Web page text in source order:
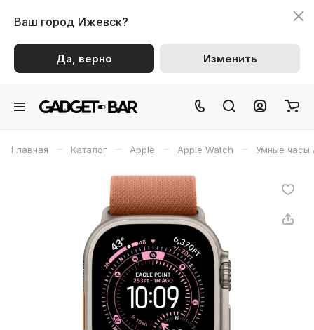
Ваш город Ижевск?
Да, верно Изменить
Главная – Каталог – Apple – Apple Watch – Умные часы